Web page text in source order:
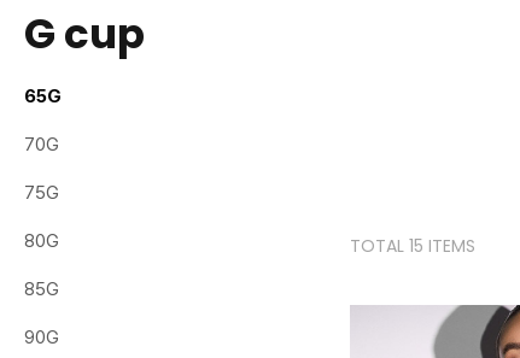
G cup
65G
70G
75G
80G
85G
90G
TOTAL 15 ITEMS